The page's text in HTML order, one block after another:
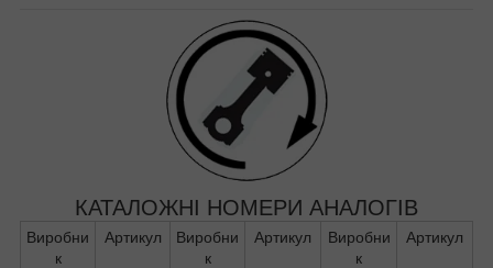
КАТАЛОЖНІ НОМЕРИ АНАЛОГІВ
Виробни
к
Артикул
Виробни
к
Артикул
Виробни
к
Артикул